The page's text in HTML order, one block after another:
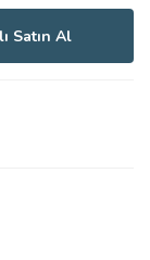
Satın Al